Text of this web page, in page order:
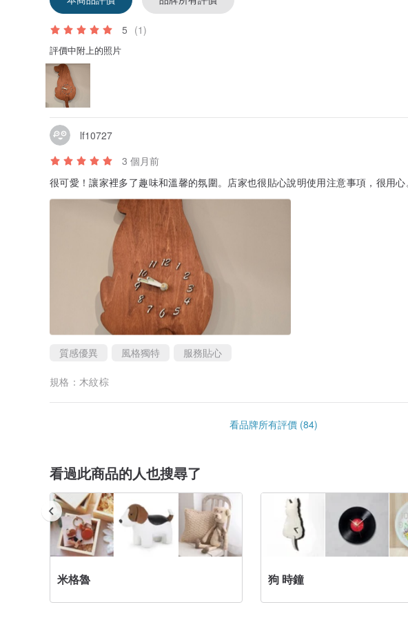
5 (1)
評價中附上的照片
lf10727
3 個月前
很可愛！讓家裡多了趣味和溫馨的氛圍。店家也很貼心說明使用注意事項，很用心
質感優異 風格獨特 服務貼心
規格：木紋棕
看品牌所有評價 (84)
看過此商品的人也搜尋了
米格魯 狗 時鐘